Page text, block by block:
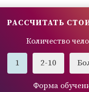
РАССЧИТАТЬ
Количество
1 2-10
Форма